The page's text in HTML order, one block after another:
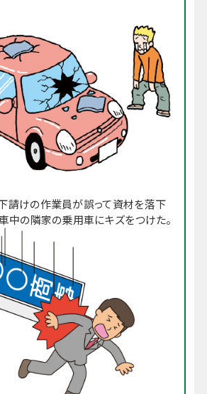
請けの作業員が誤って資材を落下
中の隣家の乗用車にキズをつけた。